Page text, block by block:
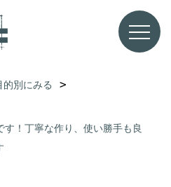
的別にみる
！丁寧な作り、使い勝手も良